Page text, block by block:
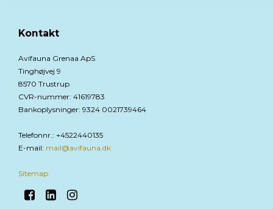
Kontakt
Avifauna Grenaa ApS
Tinghøjvej 9
8570 Trustrup
CVR-nummer: 41619783
Bankoplysninger: 9324 0021739464
Telefonnr. : +4522440135
E-mail: mail@avifauna.dk
Sitemap